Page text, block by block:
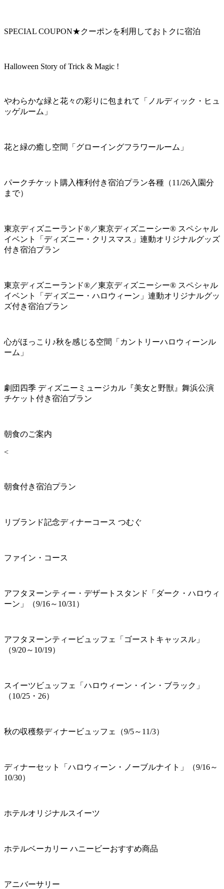
SPECIAL COUPON★クーポンを利用しておトクに宿泊
Halloween Story of Trick & Magic !
やわらかな緑と花々の彩りに包まれて「ノルディック・ヒュ
ッゲルーム」
花と緑の癒し空間「グローイングフラワールーム」
パークチケット購入権利付き宿泊プラン各種（11/26入園分
まで）
東京ディズニーランド®／東京ディズニーシー® スペシャル
イベント「ディズニー・クリスマス」連動オリジナルグッズ
付き宿泊プラン
東京ディズニーランド®／東京ディズニーシー® スペシャル
イベント「ディズニー・ハロウィーン」連動オリジナルグッ
ズ付き宿泊プラン
心がほっこり♪秋を感じる空間「カントリーハロウィーンル
ーム」
劇団四季 ディズニーミュージカル『美女と野獣』舞浜公演
チケット付き宿泊プラン
朝食のご案内
<
朝食付き宿泊プラン
リブランド記念ディナーコース つむぐ
ファイン・コース
アフタヌーンティー・デザートスタンド「ダーク・ハロウィ
ーン」（9/16～10/31）
アフタヌーンティービュッフェ「ゴーストキャッスル」
（9/20～10/19）
スイーツビュッフェ「ハロウィーン・イン・ブラック」
（10/25・26）
秋の収穫祭ディナービュッフェ（9/5～11/3）
ディナーセット「ハロウィーン・ノーブルナイト」（9/16～
10/30）
ホテルオリジナルスイーツ
ホテルベーカリー ハニービーおすすめ商品
アニバーサリー